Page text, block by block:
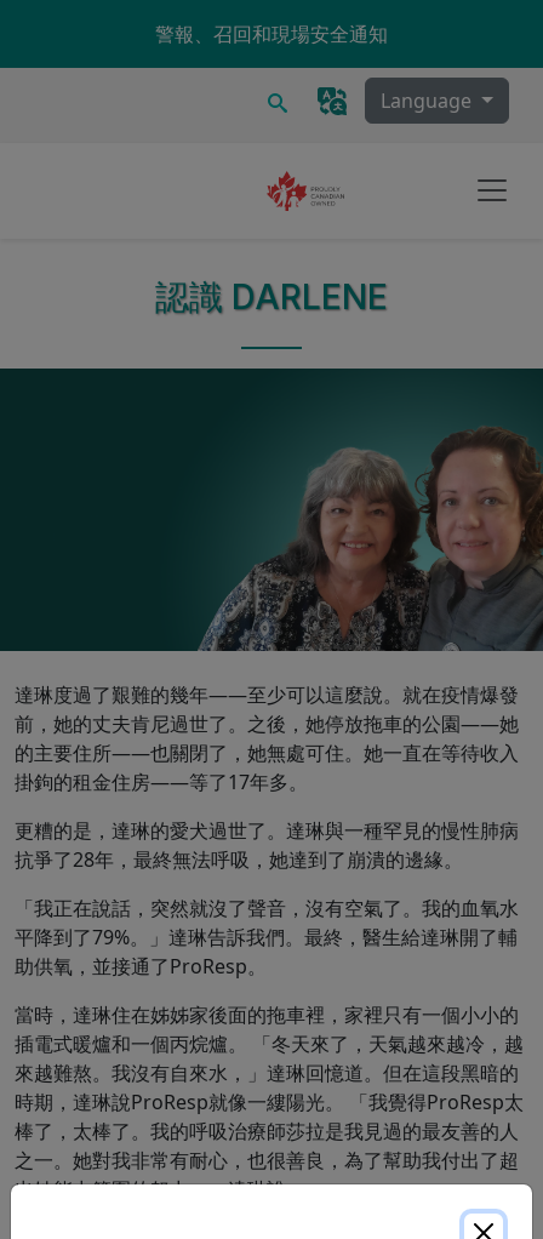
警報、召回和現場安全通知
搜尋 Language
認識 DARLENE
達琳度過了艱難的幾年——至少可以這麼說。就在疫情爆發
前，她的丈夫肯尼過世了。之後，她停放拖車的公園——她
的主要住所——也關閉了，她無處可住。她一直在等待收入
掛鉤的租金住房——等了17年多。
更糟的是，達琳的愛犬過世了。達琳與一種罕見的慢性肺病
抗爭了28年，最終無法呼吸，她達到了崩潰的邊緣。
「我正在說話，突然就沒了聲音，沒有空氣了。我的血氧水
平降到了79%。」達琳告訴我們。最終，醫生給達琳開了輔
助供氧，並接通了ProResp。
當時，達琳住在姊姊家後面的拖車裡，家裡只有一個小小的
插電式暖爐和一個丙烷爐。 「冬天來了，天氣越來越冷，越
來越難熬。我沒有自來水，」達琳回憶道。但在這段黑暗的
時期，達琳說ProResp就像一縷陽光。 「我覺得ProResp太
棒了，太棒了。我的呼吸治療師莎拉是我見過的最友善的人
之一。她對我非常有耐心，也很善良，為了幫助我付出了超
出她能力範圍的努力，」達琳說。